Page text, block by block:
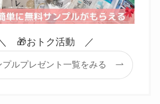
🎁おトク活動 ／
プルプレゼント一覧をみる